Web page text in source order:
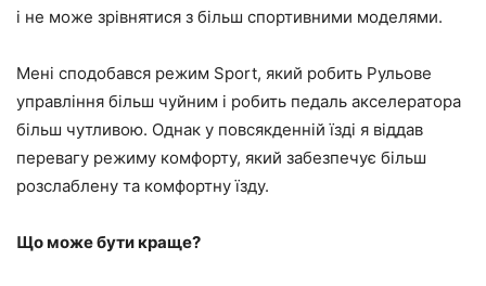
і не може зрівнятися з більш спортивними моделями.
Мені сподобався режим Sport, який робить Рульове
управління більш чуйним і робить педаль акселератора
більш чутливою. Однак у повсякденній їзді я віддав
перевагу режиму комфорту, який забезпечує більш
розслаблену та комфортну їзду.
Що може бути краще?